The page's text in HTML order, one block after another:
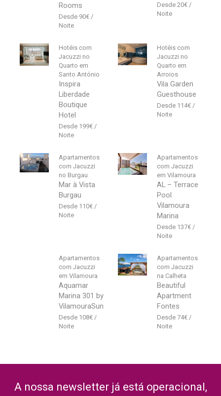
Rooms
90€
20€
Hotéis com
Jacuzzi no
Quarto em
Santo António
Inspira
Liberdade
Boutique
Hotel
199€
Hotéis com
Jacuzzi no
Quarto em
Arroios
Vila Garden
Guesthouse
114€
Apartamentos
com Jacuzzi
no Burgau
Mar à Vista
Burgau
110€
Apartamentos
com Jacuzzi
em Vilamoura
AL – Terrace
Pool
Vilamoura
Marina
137€
Apartamentos
com Jacuzzi
em Vilamoura
Aquamar
Marina 301 by
VilamouraSun
108€
Apartamentos
com Jacuzzi
na Calheta
Beautiful
Apartment
Fontes
74€
A nossa newsletter já está operacional,